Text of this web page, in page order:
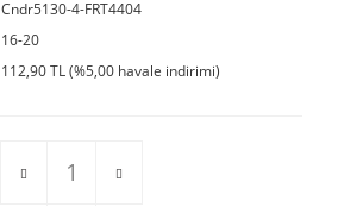
Cndr5130-4-FRT4404
16-20
112,90 TL (%5,00 havale indirimi)